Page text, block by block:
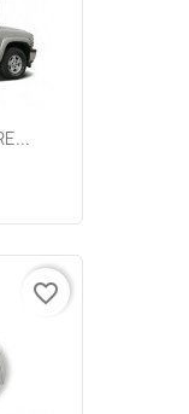
favorite_border